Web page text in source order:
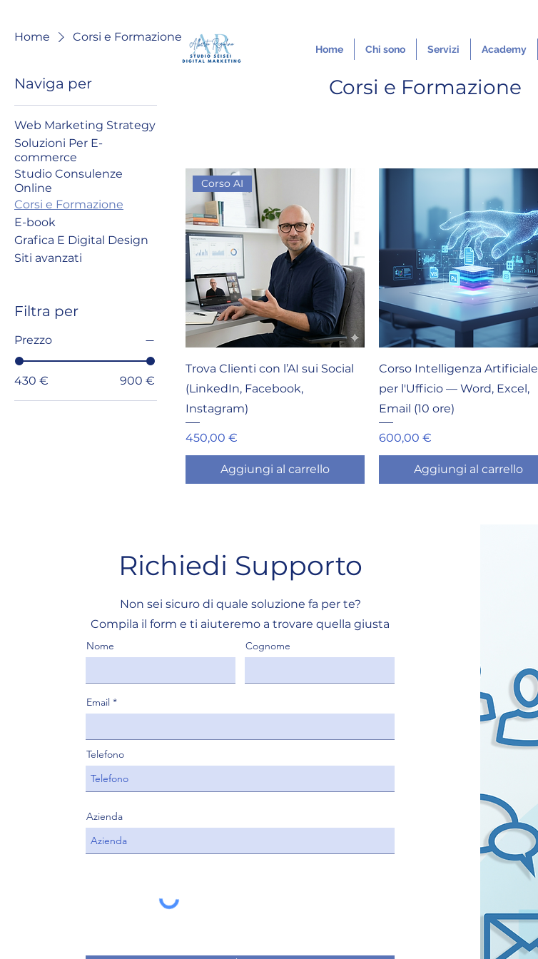
Home Chi sono Servizi Academy
Home Corsi e Formazione
Naviga per
Web Marketing Strategy
Soluzioni Per E-
commerce
Studio Consulenze
Online
Corsi e Formazione
E-book
Grafica E Digital Design
Siti avanzati
Filtra per
Prezzo
430 € 900 €
Corsi e Formazione
Corso AI
Trova Clienti con l’AI sui Social
(LinkedIn, Facebook,
Instagram)
Prezzo
450,00 €
Aggiungi al carrello
Corso Intelligenza Artificiale
per l'Ufficio — Word, Excel,
Email (10 ore)
Prezzo
600,00 €
Aggiungi al carrello
Richiedi Supporto
Non sei sicuro di quale soluzione fa per te?
Compila il form e ti aiuteremo a trovare quella giusta
Nome Cognome
Email
Telefono
Azienda